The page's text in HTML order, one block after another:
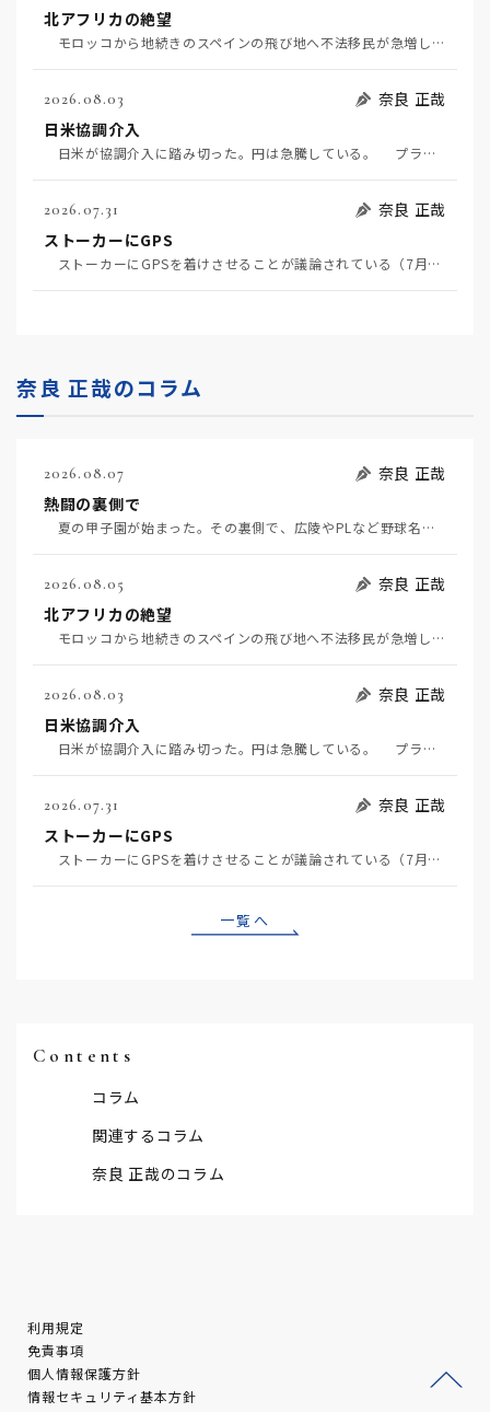
北アフリカの絶望
モロッコから地続きのスペインの飛び地へ不法移民が急増していて、当地の大問題となっている。「海を泳い…
2026.08.03
奈良 正哉
日米協調介入
日米が協調介入に踏み切った。円は急騰している。 プラザ合意以降、協調介入は為替相場の転機になって…
2026.07.31
奈良 正哉
ストーカーにGPS
ストーカーにGPSを着けさせることが議論されている（7月29日日経）。反対派は「ストーカーにも人権…
奈良 正哉のコラム
2026.08.07
奈良 正哉
熱闘の裏側で
夏の甲子園が始まった。その裏側で、広陵やPLなど野球名門校（だった）の不祥事のその後について、「熱…
2026.08.05
奈良 正哉
北アフリカの絶望
モロッコから地続きのスペインの飛び地へ不法移民が急増していて、当地の大問題となっている。「海を泳い…
2026.08.03
奈良 正哉
日米協調介入
日米が協調介入に踏み切った。円は急騰している。 プラザ合意以降、協調介入は為替相場の転機になって…
2026.07.31
奈良 正哉
ストーカーにGPS
ストーカーにGPSを着けさせることが議論されている（7月29日日経）。反対派は「ストーカーにも人権…
一覧へ
Contents
コラム
関連するコラム
奈良 正哉のコラム
利用規定
免責事項
個人情報保護方針
情報セキュリティ基本方針